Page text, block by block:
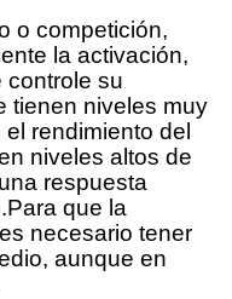
o competición,
la activación,
controle su
tienen niveles muy
rendimiento del
niveles altos de
respuesta
que la
necesario tener
aunque en